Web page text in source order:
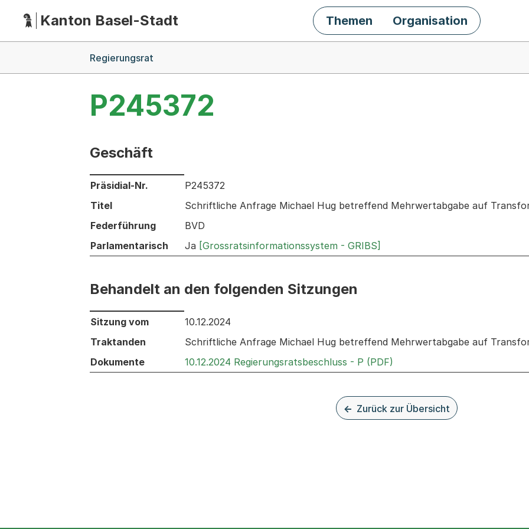
HauptnavigationKanton Basel-Stadt Themen Organisation
Regierungsrat
P245372
Geschäft
Informationen zum Ausgewählten Geschäft
Präsidial-Nr.
P245372
Titel
Schriftliche Anfrage Michael Hug betreffend Mehrwertabgabe auf
Federführung
BVD
Parlamentarisch
Ja [Grossratsinformationssystem - GRIBS]
Behandelt an den folgenden Sitzungen
Behandelt an den folgenden Sitzungen: Informationen zu den Sitzungen zum Geschäft
Sitzung vom
10.12.2024
Traktanden
Schriftliche Anfrage Michael Hug betreffend Mehrwertabgabe auf
Dokumente
10.12.2024 Regierungsratsbeschluss - P (PDF)
Zurück zur Übersicht